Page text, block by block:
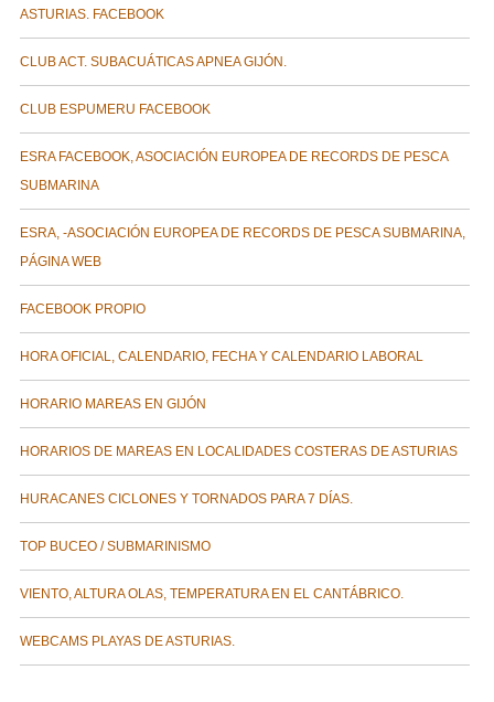
ASTURIAS. FACEBOOK
CLUB ACT. SUBACUÁTICAS APNEA GIJÓN.
CLUB ESPUMERU FACEBOOK
ESRA FACEBOOK, ASOCIACIÓN EUROPEA DE RECORDS DE PESCA
SUBMARINA
ESRA, -ASOCIACIÓN EUROPEA DE RECORDS DE PESCA SUBMARINA,
PÁGINA WEB
FACEBOOK PROPIO
HORA OFICIAL, CALENDARIO, FECHA Y CALENDARIO LABORAL
HORARIO MAREAS EN GIJÓN
HORARIOS DE MAREAS EN LOCALIDADES COSTERAS DE ASTURIAS
HURACANES CICLONES Y TORNADOS PARA 7 DÍAS.
TOP BUCEO / SUBMARINISMO
VIENTO, ALTURA OLAS, TEMPERATURA EN EL CANTÁBRICO.
WEBCAMS PLAYAS DE ASTURIAS.